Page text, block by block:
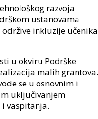
razvoja
ustanovama
inkluzije učenika
u okviru Podrške
malih grantova.
se u osnovnim i
uključivanjem
vaspitanja.